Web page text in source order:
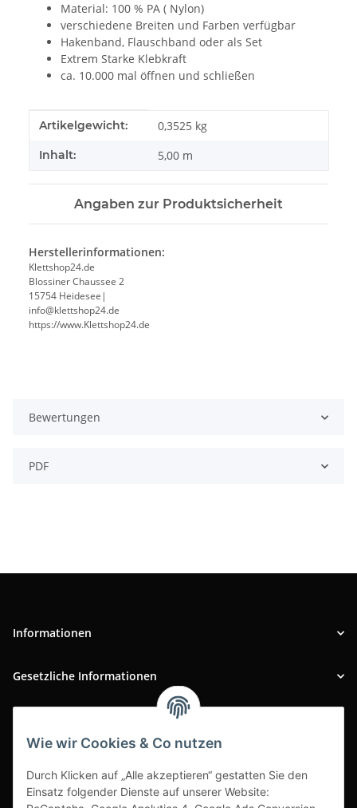
Wie wir Cookies & Co nutzen
Durch Klicken auf „Alle akzeptieren“ gestatten Sie den
Einsatz folgender Dienste auf unserer Website:
Material: 100 % PA ( Nylon)
verschiedene Breiten und Farben verfügbar
Hakenband, Flauschband oder als Set
Extrem Starke Klebkraft
ca. 10.000 mal öffnen und schließen
Produkteigenschaft
Wert
Artikelgewicht: 0,3525 kg
Inhalt: 5,00 m
Angaben zur Produktsicherheit
Herstellerinformationen:
Klettshop24.de
Blossiner Chaussee 2
15754 Heidesee|
info@klettshop24.de
https://www.Klettshop24.de
Bewertungen
PDF
Informationen
Gesetzliche Informationen